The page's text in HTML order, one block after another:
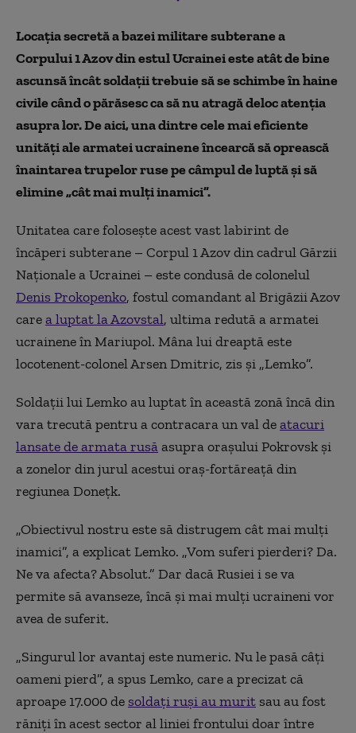
Locația secretă a bazei militare subterane a
Corpului 1 Azov din estul Ucrainei este atât de bine
ascunsă încât soldații trebuie să se schimbe în haine
civile când o părăsesc ca să nu atragă deloc atenția
asupra lor. De aici, una dintre cele mai eficiente
unități ale armatei ucrainene încearcă să oprească
înaintarea trupelor ruse pe câmpul de luptă și să
elimine „cât mai mulți inamici”.
Unitatea care folosește acest vast labirint de
încăperi subterane – Corpul 1 Azov din cadrul Gărzii
Naționale a Ucrainei – este condusă de colonelul
Denis Prokopenko, fostul comandant al Brigăzii Azov
carea luptat la Azovstal, ultima redută a armatei
ucrainene în Mariupol. Mâna lui dreaptă este
locotenent-colonel Arsen Dmitric, zis și „Lemko”.
Soldații lui Lemko au luptat în această zonă încă din
vara trecută pentru a contracara un val deatacuri
lansate de armata rusăasupra orașului Pokrovsk și
a zonelor din jurul acestui oraș-fortăreață din
regiunea Donețk.
„Obiectivul nostru este să distrugem cât mai mulți
inamici”, a explicat Lemko. „Vom suferi pierderi? Da.
Ne va afecta? Absolut.” Dar dacă Rusiei i se va
permite să avanseze, încă și mai mulți ucraineni vor
avea de suferit.
„Singurul lor avantaj este numeric. Nu le pasă câți
oameni pierd”, a spus Lemko, care a precizat că
aproape 17.000 de soldați ruși au murit sau au fost
răniți în acest sector al liniei frontului doar între